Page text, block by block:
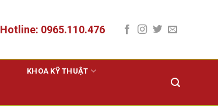
Hotline: 0965.110.476
KHOA KỸ THUẬT